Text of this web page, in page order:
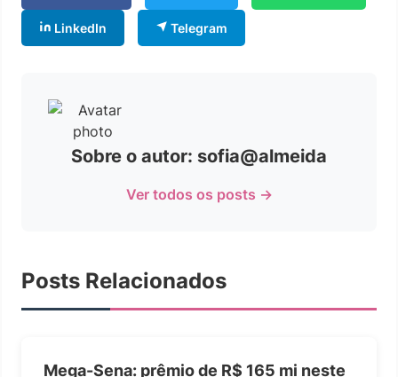
LinkedIn Telegram
Sobre o autor: sofia@almeida
Ver todos os posts →
Posts Relacionados
Mega-Sena: prêmio de R$ 165 mi neste